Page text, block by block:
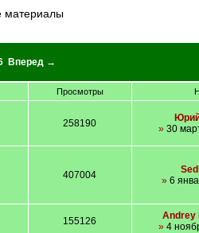
материалы
Вперед →
Просмотры
258190
» 30
407004
» 6
155126
Andrey
» 4